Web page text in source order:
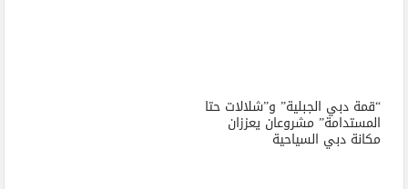
“قمة دبي الجبلية” و”شلالات حتا
المستدامة” مشروعان يعززان
مكانة دبي السياحية